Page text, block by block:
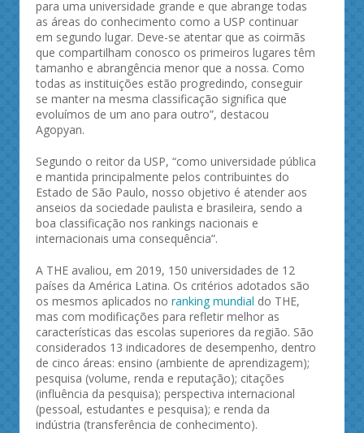
para uma universidade grande e que abrange todas
as áreas do conhecimento como a USP continuar
em segundo lugar. Deve-se atentar que as coirmãs
que compartilham conosco os primeiros lugares têm
tamanho e abrangência menor que a nossa. Como
todas as instituições estão progredindo, conseguir
se manter na mesma classificação significa que
evoluímos de um ano para outro”, destacou
Agopyan.
Segundo o reitor da USP, “como universidade pública
e mantida principalmente pelos contribuintes do
Estado de São Paulo, nosso objetivo é atender aos
anseios da sociedade paulista e brasileira, sendo a
boa classificação nos rankings nacionais e
internacionais uma consequência”.
A THE avaliou, em 2019, 150 universidades de 12
países da América Latina. Os critérios adotados são
os mesmos aplicados no ranking mundial do THE,
mas com modificações para refletir melhor as
características das escolas superiores da região. São
considerados 13 indicadores de desempenho, dentro
de cinco áreas: ensino (ambiente de aprendizagem);
pesquisa (volume, renda e reputação); citações
(influência da pesquisa); perspectiva internacional
(pessoal, estudantes e pesquisa); e renda da
indústria (transferência de conhecimento).